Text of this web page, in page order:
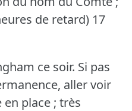
de retard) 17
ce soir. Si pas
aller voir
place ; très